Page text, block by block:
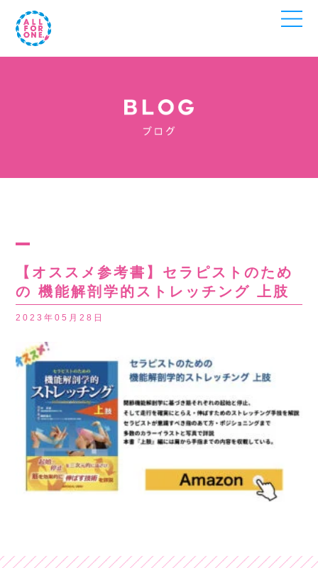
【オススメ参考書】セラピストのため
の 機能解剖学的ストレッチング 上肢
2023年05月28日